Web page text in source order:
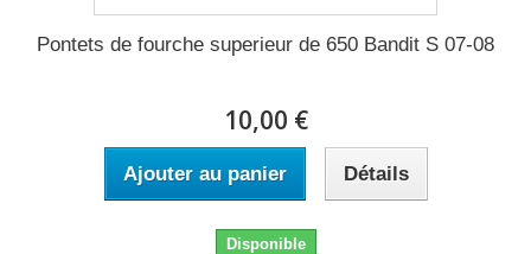
Pontets de fourche superieur de 650 Bandit S 07-08
10,00 €
Ajouter au panier Détails
Disponible